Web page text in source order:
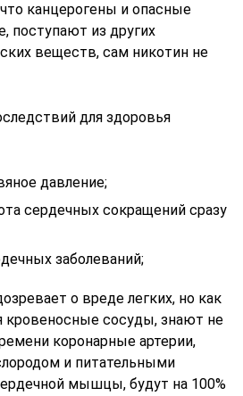
канцерогены и опасные
поступают из других
веществ, сам никотин не
для здоровья
давление;
сердечных сокращений сразу
заболеваний;
о вреде легких, но как
кровеносные сосуды, знают не
коронарные артерии,
и питательными
мышцы, будут на 100%